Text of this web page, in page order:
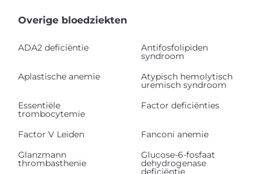
Overige bloedziekten
ADA2 deficiëntie Antifosfolipiden
syndroom
Aplastische anemie
Atypisch hemolytisch
uremisch syndroom
Essentiële
trombocytemie
Factor deficiënties
Factor V Leiden
Fanconi anemie
Glanzmann
thrombasthenie
Glucose-6-fosfaat
dehydrogenase
deficiëntie